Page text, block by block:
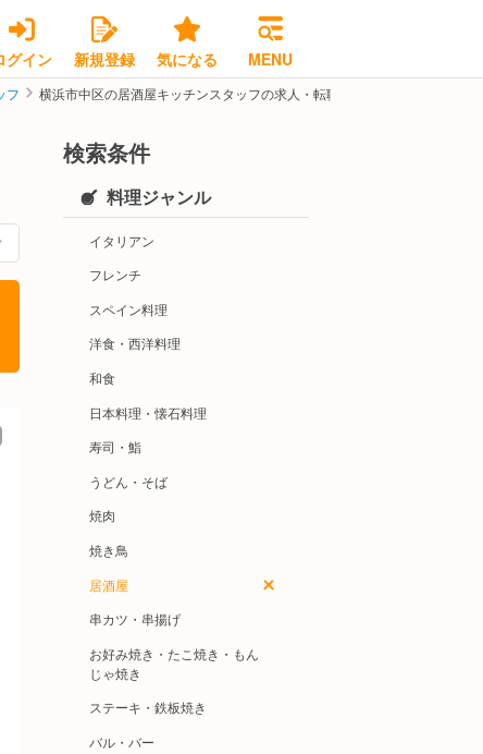
グイン 新規登録 気になる MENU
フ 横浜市中区の居酒屋キッチンスタッフの求人・転職情報
検索条件
料理ジャンル
イタリアン
フレンチ
スペイン料理
洋食・西洋料理
和食
日本料理・懐石料理
寿司・鮨
うどん・そば
焼肉
焼き鳥
居酒屋
串カツ・串揚げ
お好み焼き・たこ焼き・もん
じゃ焼き
ステーキ・鉄板焼き
バル・バー